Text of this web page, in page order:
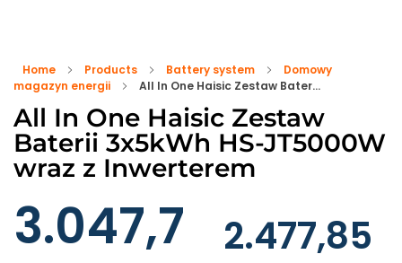
Home Products Battery system
Domowy
magazyn energii
All In One Haisic Zestaw Bater...
All In One Haisic Zestaw
Baterii 3x5kWh HS-JT5000W
wraz z Inwerterem
3.047,7
2.477,85